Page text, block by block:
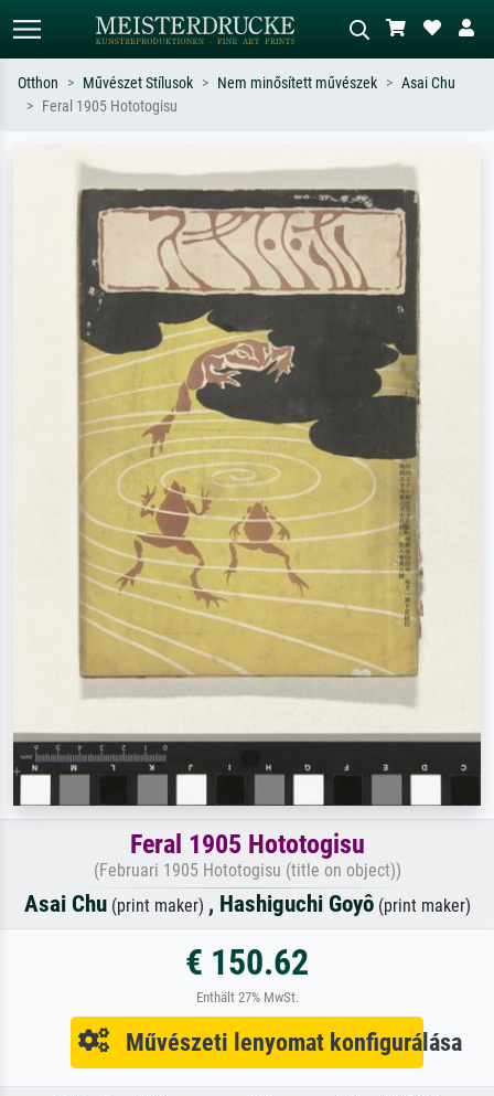
Keressen művész, műcím vagy stílus
szerint – pl. Monet, Csillagos éj,
impresszionizmus, Hokusai-hullám,
Írja le a jelenetet – pl. zöld rét, sok
egy fa mellett.
Otthon Művészet Stílusok Nem minősített művészek
Asai Chu
Feral 1905 Hototogisu
Feral 1905 Hototogisu
(Februari 1905 Hototogisu (title on object))
Asai Chu(print maker) , Hashiguchi Goyô(print maker)
€ 150.62
Enthält 27% MwSt.
Művészeti lenyomat konfigurálása